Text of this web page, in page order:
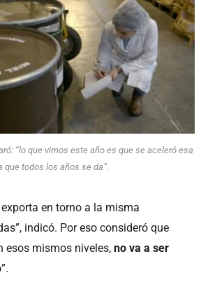
“lo que vimos este año es que se aceleró esa
que todos los años se da”.
en torno a la misma
indicó. Por eso consideró que
esos mismos niveles, no va a ser
”.